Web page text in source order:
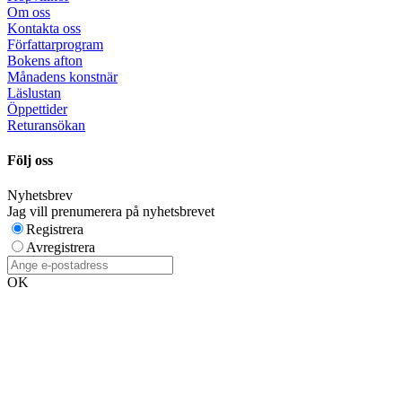
Om oss
Kontakta oss
Författarprogram
Bokens afton
Månadens konstnär
Läslustan
Öppettider
Returansökan
Följ oss
Nyhetsbrev
Jag vill prenumerera på nyhetsbrevet
Registrera
Avregistrera
OK